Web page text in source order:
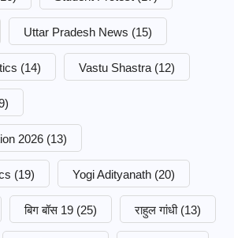
Uttar Pradesh News (15)
(14) Vastu Shastra (12)
2026 (13)
(19) Yogi Adityanath (20)
बिग बॉस 19 (25) राहुल गांधी (13)